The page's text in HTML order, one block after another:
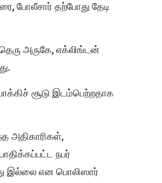
போலீசார் தற்போது தேடி
தெரு அருகே, எக்லிங்டன்
சூடு இடம்பெற்றதாக
அதிகாரிகள்,
நபர்
இல்லை என பொலிஸார்